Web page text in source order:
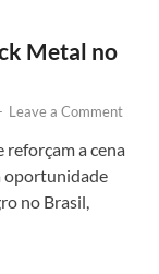
Metal no
Leave a Comment
reforçam a cena
oportunidade
no Brasil,